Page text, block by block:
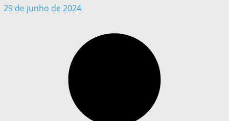
29 de junho de 2024